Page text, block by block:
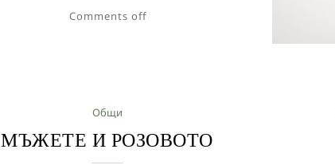
Comments off
Общи
МЪЖЕТЕ И РОЗОВОТО